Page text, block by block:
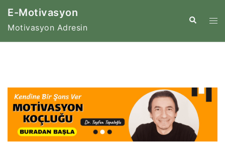
İçeriğe
E-Motivasyon
Motivasyon Adresin
Search